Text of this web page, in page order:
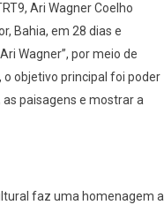
Ari Wagner Coelho
Bahia, em 28 dias e
Wagner”, por meio de
o objetivo principal foi poder
paisagens e mostrar a
faz uma homenagem a